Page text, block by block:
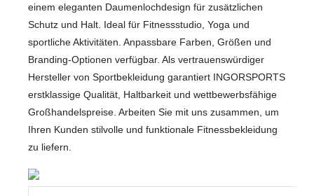
einem eleganten Daumenlochdesign für zusätzlichen
Schutz und Halt. Ideal für Fitnessstudio, Yoga und
sportliche Aktivitäten. Anpassbare Farben, Größen und
Branding-Optionen verfügbar. Als vertrauenswürdiger
Hersteller von Sportbekleidung garantiert INGORSPORTS
erstklassige Qualität, Haltbarkeit und wettbewerbsfähige
Großhandelspreise. Arbeiten Sie mit uns zusammen, um
Ihren Kunden stilvolle und funktionale Fitnessbekleidung
zu liefern.